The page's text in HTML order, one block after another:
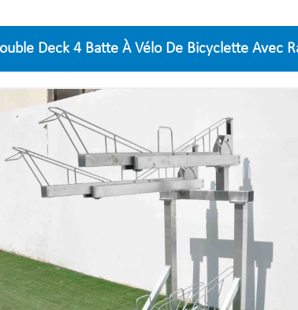
Deck 4 Batte À Vélo De Bicyclette Avec